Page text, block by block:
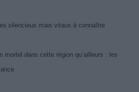
silencieux mais vitaux à connaître
mortel dans cette région qu’ailleurs : les